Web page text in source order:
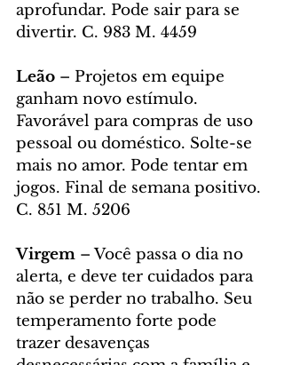
aprofundar. Pode sair para se
divertir. C. 983 M. 4459
Leão – Projetos em equipe
ganham novo estímulo.
Favorável para compras de uso
pessoal ou doméstico. Solte-se
mais no amor. Pode tentar em
jogos. Final de semana positivo.
C. 851 M. 5206
Virgem – Você passa o dia no
alerta, e deve ter cuidados para
não se perder no trabalho. Seu
temperamento forte pode
trazer desavenças